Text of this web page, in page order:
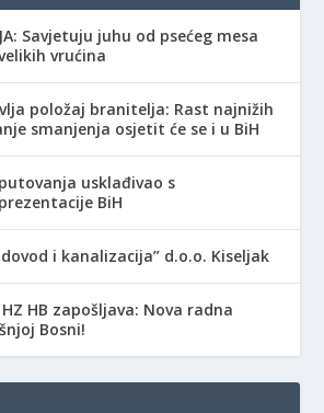
Savjetuju juhu od psećeg mesa
vrućina
položaj branitelja: Rast najnižih
smanjenja osjetit će se i u BiH
usklađivao s
BiH
i kanalizacija” d.o.o. Kiseljak
HB zapošljava: Nova radna
Bosni!